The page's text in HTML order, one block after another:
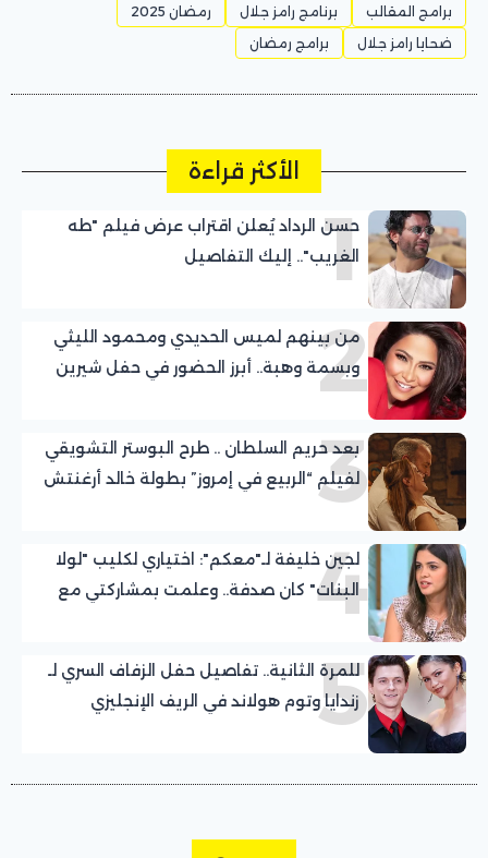
برامج المقالب
برنامج رامز جلال
رمضان 2025
ضحايا رامز جلال
برامج رمضان
الأكثر قراءة
1
حسن الرداد يُعلن اقتراب عرض فيلم "طه
الغريب".. إليك التفاصيل
2
من بينهم لميس الحديدي ومحمود الليثي
وبسمة وهبة.. أبرز الحضور في حفل شيرين
3
بعد حريم السلطان .. طرح البوستر التشويقي
لفيلم “الربيع في إمروز” بطولة خالد أرغنتش
4
لجين خليفة لـ"معكم": اختياري لكليب "لولا
البنات" كان صدفة.. وعلمت بمشاركتي مع
5
للمرة الثانية.. تفاصيل حفل الزفاف السري لـ
زندايا وتوم هولاند في الريف الإنجليزي